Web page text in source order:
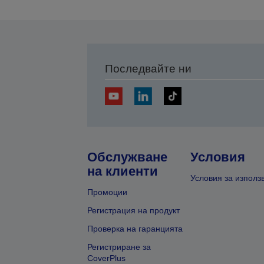
Последвайте ни
Обслужване
на клиенти
Промоции
Регистрация на продукт
Проверка на гаранцията
Регистриране за
CoverPlus
Условия
Условия за